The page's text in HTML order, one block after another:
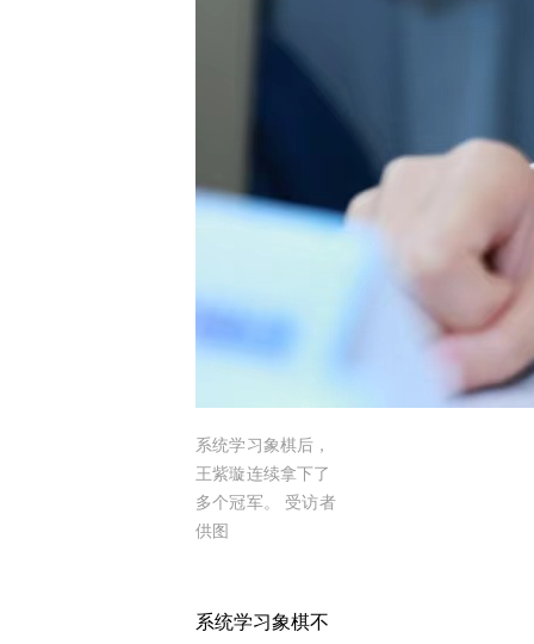
系统学习象棋后，
王紫璇连续拿下了
多个冠军。 受访者
供图
系统学习象棋不